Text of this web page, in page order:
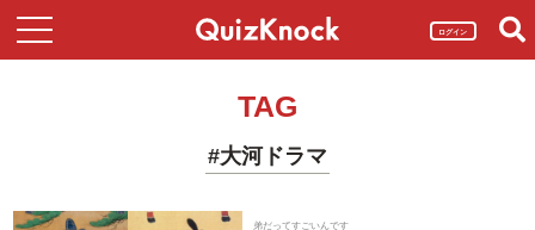
ログイン
TAG
#大河ドラマ
弟だってすごいんです